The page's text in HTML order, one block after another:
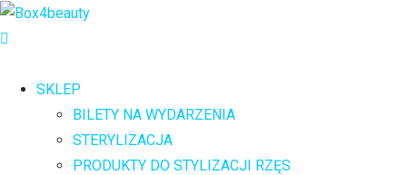
SKLEP
BILETY NA WYDARZENIA
STERYLIZACJA
PRODUKTY DO STYLIZACJI RZĘS